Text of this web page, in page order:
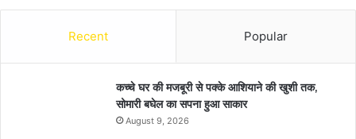
Recent Popular
कच्चे घर की मजबूरी से पक्के आशियाने की खुशी तक,
सोमारी बघेल का सपना हुआ साकार
August 9, 2026